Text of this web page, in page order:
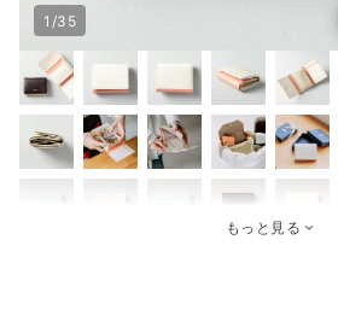
1/35
もっと見る